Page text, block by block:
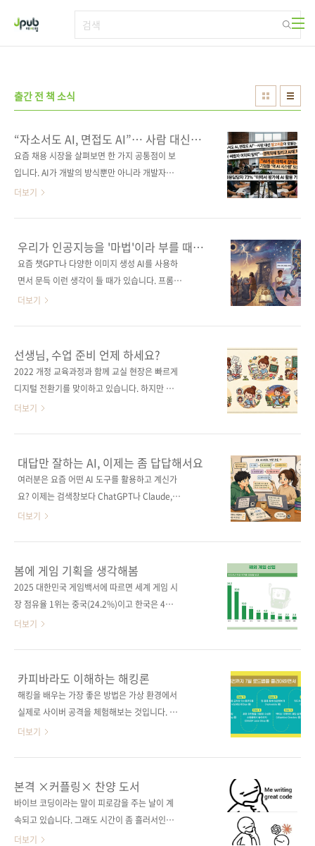
출간 전 책 소식
“자소서도 AI, 면접도 AI”… 사람 대신
알고리즘이 맞붙는 채용 시대
요즘 채용 시장을 살펴보면 한 가지 공통점이 보
입니다. AI가 개발의 방식뿐만 아니라 개발자를
채용하는 방식, 역량을 평가하는 기준, 그리고 일
면접 준비까지 도와주는 시대가 되었습니다. 얼
마 전까지만 해도 이런 고민들 하셨을 겁니다.
"어떤 언어를 공부해야 할까?", "이 회사 코딩
상황이 조금 달라졌습니다. AI를 중심으로 사회
환경과 산업 전반이 크게 변화하면서 개발자들
습니다."어디까지 AI를 활용해야 돼?" / "이력서
에는 뭐부터 써야 할까?" / "지금 퇴사해도 괜찮
을까?""내 커리어... 제대로..
더보기
우리가 인공지능을 '마법'이라 부를 때
일어나는 일들
요즘 챗GPT나 다양한 이미지 생성 AI를 사용하
면서 문득 이런 생각이 들 때가 있습니다. 프롬프
트 창에 명령어 한 줄만 입력했을 뿐인데 복잡한
마치 영화 속에서나 보던 마법을 현실로 마주한
것만 같습니다. 기술이 주는 편리함에 연신 감탄
하게 되지만, 한편으로는 그 정체를 알 수 없는
밀려오기도 합니다. 아주 먼 옛날, 우리 인류가
하늘에서 치는 번개나 태양이 사라지는 일식을
‘신의 분노’로 해석했던 역사적 순간들과 지금의
상황이 어딘가 닮아 있습니다. 원리를 명확히 알
지 못하는 거대한 현상은 우리에게 늘 신비주의
적 경..
더보기
선생님, 수업 준비 언제 하세요?
2022 개정 교육과정과 함께 교실 현장은 빠르게
디지털 전환기를 맞이하고 있습니다. 하지만 바
쁜 선생님들의 하루는 여전히 쏟아지는 공문 처
는 계속 등장하고, 익혀야 할 프로그램도 한두 개
가 아닙니다. 그러다 보니 '학생들과 어떻게 더
잘 소통할 수 있을까'라는 가장 중요한 질문을 놓
생님의 캔바 Canva 활용법》은 바쁜 선생님들
을 위해 교실에 꼭 필요한 활용법만 선별해 담았
경험이 없어도, 캔바에서 몇 번만 클릭하면 교실
환경을 구성하고 수업/행사에 필요한 자료를 번
듯하게 완성할 수 있습니다. 이제는 ‘캔바를 ..
더보기
대답만 잘하는 AI, 이제는 좀 답답해서요
여러분은 요즘 어떤 AI 도구를 활용하고 계신가
요? 이제는 검색창보다 ChatGPT나 Claude,
Gemini 같은 AI에 먼저 말을 거는 게 훨씬 자연
범위는 정말 놀라울 정도로 넓어졌습니다. 그런
데 막상 작업 흐름을 가만히 들여다보면 이상하
게 피곤할 때가 있습니다. 정작 중요한 단계는 여
과를 다시 다듬고, 필요한 것만 골라 붙이고, 여
러 도구를 오가며 완성하는 과정은 여전히 수작
히 맡기고 있다는 느낌과는 확실히 거리가 있습
니다. 그래서 《처음 만나는 AI 에이전트 with
랭체인 & MCP》는 '어떻게 ..
더보기
봄에 게임 기획을 생각해봄
2025 대한민국 게임백서에 따르면 세계 게임 시
장 점유율 1위는 중국(24.2%)이고 한국은 4위
(7.2%)입니다. 한국 게임의 3배가 넘습니다. 이
책은 꾸준히 나오고 있지만, 경험담이나 구직 요
령, 잘해야 기획서 잘 쓰는 법 정도가 한계였습니
다. 게임 기획이 전문화되고 있음에도 이를 반영
문적으로 다루는 하드코어한 중국 책을 출간하
기도 했습니다. 혹시 우리가 게임 기획에서 정말
원신라이크 구조와 BM을 따라 하는 가운데에도,
유저를 오래 붙잡고 깊이 몰입하게 하는 게임은
분명히 존재합니다. 플레이어의 심리..
더보기
카피바라도 이해하는 해킹론
해킹을 배우는 가장 좋은 방법은 가상 환경에서
실제로 사이버 공격을 체험해보는 것입니다. 하
지만 입문자는 가상 환경을 처음부터 구축하는
TryHackMe(트라이핵미) 웹 서비스는 초보자
도 쉽게 도전할 수 있도록 사전에 준비된 공격 대
상들을 제공합니다. TryHackMe에서는 다양한
더보기
본격 ×커플링× 찬양 도서
바이브 코딩이라는 말이 피로감을 주는 날이 계
속되고 있습니다. 그래도 시간이 좀 흘러서인지
예전처럼 바이브 코딩을 무슨 마법처럼 숭상하
더보기